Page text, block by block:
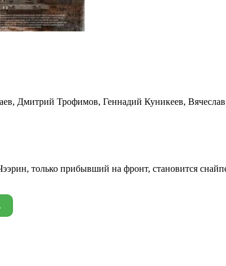
Дмитрий Трофимов, Геннадий Куникеев,
только прибывший на фронт, становится